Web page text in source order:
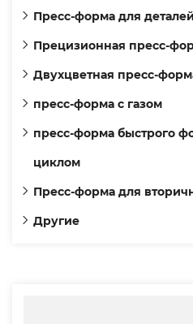
Пресс-форма для
Прецизионная пресс-
Двухцветная пресс-
пресс-форма с газом
пресс-форма быстрого
циклом
Пресс-форма для
Другие